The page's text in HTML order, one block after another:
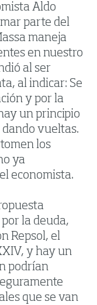
Aldo
parte del
maneja
en nuestro
al ser
al indicar: Se
y por la
un principio
vueltas.
los
ya
economista.
la deuda,
Repsol, el
y hay un
podrían
que se van